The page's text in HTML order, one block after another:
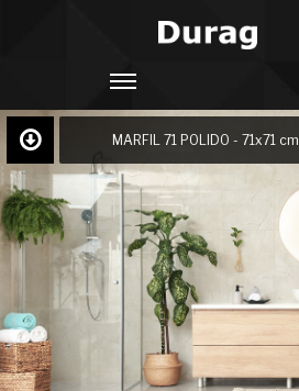
MARFIL 71 POLIDO - 71x71 cm